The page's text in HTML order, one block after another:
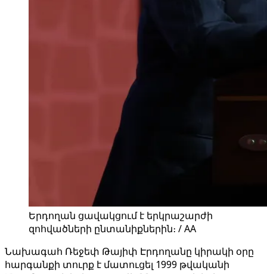
Երդողան ցավակցում է երկրաշարժի
զոհվածների ընտանիքներին։ / AA
Նախագահ Ռեջեփ Թայիփ Էրդողանը կիրակի օրը
հարգանքի տուրք է մատուցել 1999 թվականի